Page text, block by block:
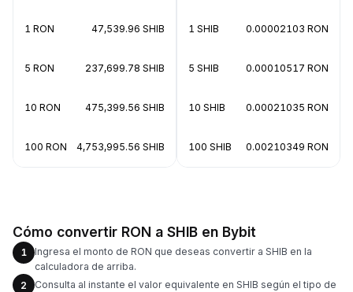
1 RON 47,539.96 SHIB
5 RON 237,699.78 SHIB
10 RON 475,399.56 SHIB
100 RON 4,753,995.56 SHIB
1 SHIB 0.00002103 RON
5 SHIB 0.00010517 RON
10 SHIB 0.00021035 RON
100 SHIB 0.00210349 RON
Cómo convertir RON a SHIB en Bybit
1
Ingresa el monto de RON que deseas convertir a SHIB en la
calculadora de arriba.
2
Consulta al instante el valor equivalente en SHIB según el tipo de